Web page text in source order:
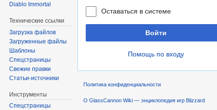
Оставаться в системе
Войти
Помощь по входу
Diablo Immortal
Технические ссылки
Загрузка файлов
Загруженные файлы
Шаблоны
Спецстраницы
Свежие правки
Статьи-источники
Инструменты
Спецстраницы
Политика конфиденциальности
О GlassCannon Wiki — энциклопедия игр Blizzard